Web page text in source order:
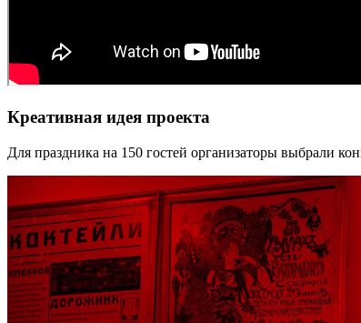
Креативная идея проекта
Для праздника на 150 гостей организаторы выбрали